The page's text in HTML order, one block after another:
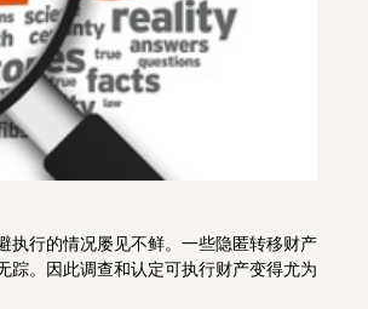
执行的情况屡见不鲜。一些隐匿转移财产
踪。因此调查和认定可执行财产变得尤为